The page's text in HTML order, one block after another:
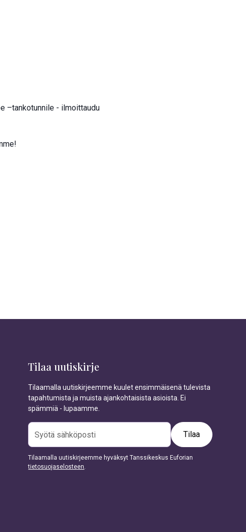
–tankotunnile - ilmoittaudu
Tilaa uutiskirje
Tilaamalla uutiskirjeemme kuulet ensimmäisenä tulevista
tapahtumista ja muista ajankohtaisista asioista. Ei
spämmiä - lupaamme.
Tilaamalla uutiskirjeemme hyväksyt Tanssikeskus Euforian
tietosuojaselosteen.